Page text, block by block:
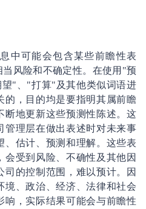
可能会包含某些前瞻性表
风险和不确定性。在使用"预
"、"打算"及其他类似词语进
的，目的均是要指明其属前瞻
断地更新这些预测性陈述。这
管理层在做出表述时对未来事
、估计、预测和理解。这些表
受到风险、不确性及其他因
的控制范围，难以预计。因
境、政治、经济、法律和社会
响，实际结果可能会与前瞻性